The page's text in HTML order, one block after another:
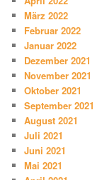
März 2022
Februar 2022
Januar 2022
Dezember 2021
November 2021
Oktober 2021
September 2021
August 2021
Juli 2021
Juni 2021
Mai 2021